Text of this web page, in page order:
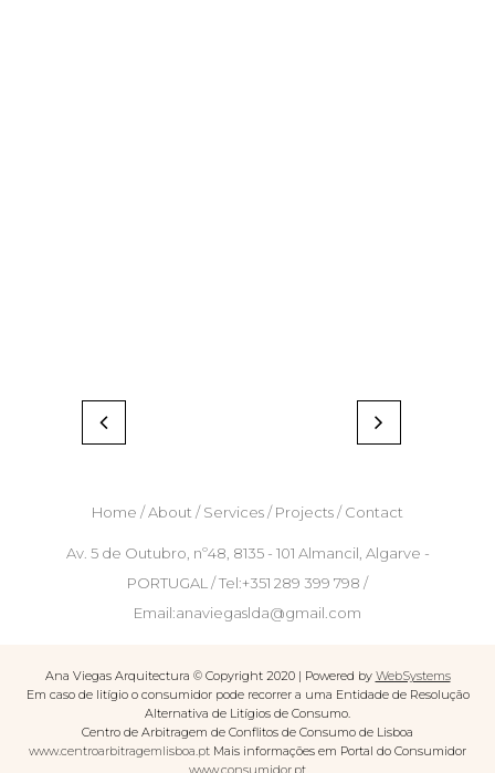
Home /About /Services/Projects/Contact
Av. 5 de Outubro, nº48, 8135 - 101 Almancil, Algarve -
PORTUGAL /Tel:+351 289 399 798 /
Email:anaviegaslda@gmail.com
Ana Viegas Arquitectura © Copyright 2020 | Powered by WebSystems
Em caso de litígio o consumidor pode recorrer a uma Entidade de Resolução
Alternativa de Litígios de Consumo.
Centro de Arbitragem de Conflitos de Consumo de Lisboa
www.centroarbitragemlisboa.pt Mais informações em Portal do Consumidor
www.consumidor.pt